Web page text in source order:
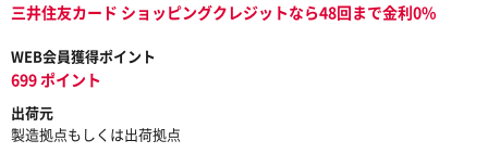
三井住友カード ショッピングクレジットなら48回まで金利0%
WEB会員獲得ポイント
699 ポイント
出荷元
製造拠点もしくは出荷拠点